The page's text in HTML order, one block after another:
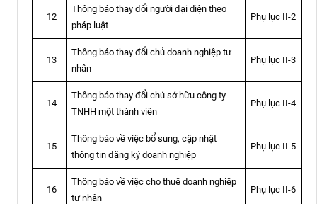
12
Thông báo thay đổi người đại diện theo
pháp luật
Phụ lục II-2
13
Thông báo thay đổi chủ doanh nghiệp tư
nhân
Phụ lục II-3
14
Thông báo thay đổi chủ sở hữu công ty
TNHH một thành viên
Phụ lục II-4
15
Thông báo về việc bổ sung, cập nhật
thông tin đăng ký doanh nghiệp
Phụ lục II-5
16
Thông báo về việc cho thuê doanh nghiệp
tư nhân
Phụ lục II-6